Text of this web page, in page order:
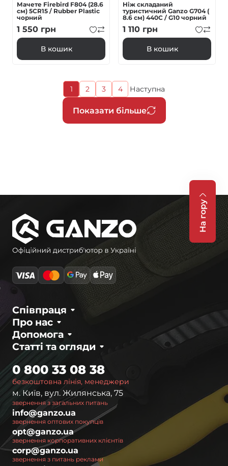
Мачете Firebird F804 (28.6
см) 5CR15 / Rubber Plastic
чорний
1 550 грн
В кошик
Ніж складаний
туристичний Ganzo G704 (
8.6 см) 440С / G10 чорний
1 110 грн
В кошик
Розбивка
на
сторінки
Показати більше
Поточна
сторінка
1
Page
2
Page
3
Page
4
Наступна
сторінка
Наступна
На гору
Про нас
Співпраця
Статті та огляди
Допомога
безкоштовна лінія, менеджери
0 800 33 08 38
м. Київ, вул. Жилянська, 75
звернення з загальних питань
info@ganzo.ua
звернення оптових покупців
opt@ganzo.ua
звернення корпоративних клієнтів
corp@ganzo.ua
звернення з питань реклами